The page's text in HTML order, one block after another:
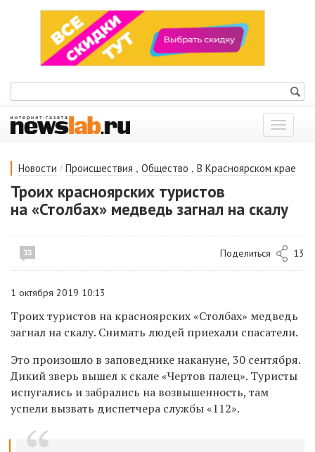
Показать
меню
Новости / Происшествия , Общество , В Красноярском крае
Троих красноярских туристов
на «Столбах» медведь загнал на скалу
33 Поделиться 13
1 октября 2019 10:13
Троих туристов на красноярских «Столбах» медведь
загнал на скалу. Снимать людей приехали спасатели.
Это произошло в заповеднике накануне, 30 сентября.
Дикий зверь вышел к скале«Чертов палец». Туристы
испугались и забрались на возвышенность, там
успели вызвать диспетчера службы «112».